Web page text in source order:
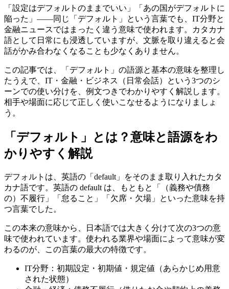
「設定はデフォルトのままでいい」「あの国がデフォルトに
陥った」——同じ「デフォルト」という言葉でも、IT分野と
金融ニュースではまったく違う意味で使われます。カタカナ
語として日常にも浸透していますが、文脈を取り違えると会
話がかみ合わなくなることも少なくありません。
この記事では、「デフォルト」の語源と基本の意味を整理し
たうえで、IT・金融・ビジネス（日常会話）という3つのシ
ーンでの使い分けを、例文つきでわかりやすく解説します。
相手や場面に応じて正しく使いこなせるようになりましょ
う。
「デフォルト」とは？意味と語源をわ
かりやすく解説
デフォルトは、英語の「default」をそのまま取り入れたカタ
カナ語です。英語の default は、もともと「（義務や債務
の）不履行」「怠ること」「欠席・欠場」といった意味を持
つ言葉でした。
この本来の意味から、日本語では大きく分けて次の3つの意
味で使われています。使われる業界や場面によって意味が変
わるのが、この言葉の最大の特徴です。
IT分野：初期設定・初期値・規定値（あらかじめ用意
された状態）